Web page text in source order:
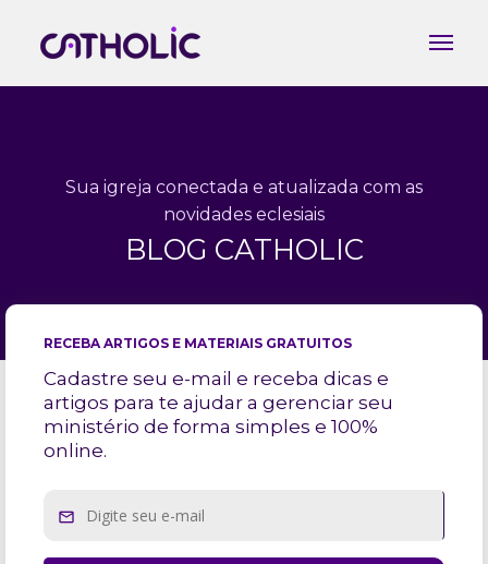
Sua igreja conectada e atualizada com as
novidades eclesiais
BLOG CATHOLIC
RECEBA ARTIGOS E MATERIAIS GRATUITOS
Cadastre seu e-mail e receba dicas e
artigos para te ajudar a gerenciar seu
ministério de forma simples e 100%
online.